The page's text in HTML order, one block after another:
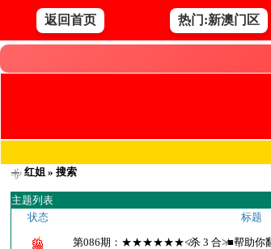
返回首页 热门:新澳门区
红姐 » 搜索
主题列表
状态
标题
第086期：★★★★★★≮杀 3 合≯■帮助你翻